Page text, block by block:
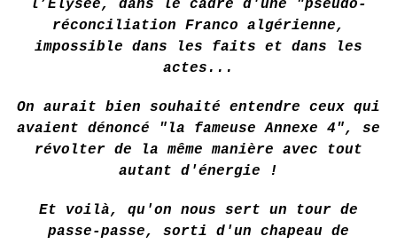
l’Elysée, dans le cadre d'une "pseudo-
réconciliation Franco algérienne,
impossible dans les faits et dans les
actes...
On aurait bien souhaité entendre ceux qui
avaient dénoncé "la fameuse Annexe 4", se
révolter de la même manière avec tout
autant d'énergie !
Et voilà, qu'on nous sert un tour de
passe-passe, sorti d'un chapeau de